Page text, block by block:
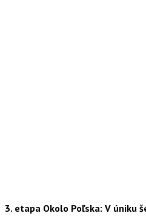
3. etapa Okolo Poľska: V úniku